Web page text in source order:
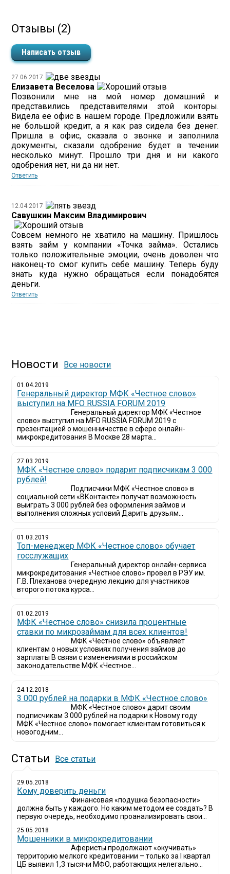
Отзывы (2)
Написать отзыв
27.06.2017
Елизавета Веселова
Позвонили мне на мой номер домашний и
представились представителями этой конторы.
Видела ее офис в нашем городе. Предложили взять
не большой кредит, а я как раз сидела без денег.
Пришла в офис, сказала о звонке и заполнила
документы, сказали одобрение будет в течении
несколько минут. Прошло три дня и ни какого
одобрения нет, ни да ни нет.
Ответить
12.04.2017
Савушкин Максим Владимирович
Совсем немного не хватило на машину. Пришлось
взять займ у компании «Точка займа». Остались
только положительные эмоции, очень доволен что
наконец-то смог купить себе машину. Теперь буду
знать куда нужно обращаться если понадобятся
деньги.
Ответить
Новости Все новости
01.04.2019
Генеральный директор МФК «Честное слово»
выступил на MFO RUSSIA FORUM 2019
Генеральный директор МФК «Честное
слово» выступил на MFO RUSSIA FORUM 2019 с
презентацией о мошенничестве в сфере онлайн-
микрокредитования В Москве 28 марта...
27.03.2019
МФК «Честное слово» подарит подписчикам 3 000
рублей!
Подписчики МФК «Честное слово» в
социальной сети «ВКонтакте» получат возможность
выиграть 3 000 рублей без оформления займов и
выполнения сложных условий Дарить друзьям...
01.03.2019
Топ-менеджер МФК «Честное слово» обучает
госслужащих
Генеральный директор онлайн-сервиса
микрокредитования «Честное слово» провел в РЭУ им.
Г.В. Плеханова очередную лекцию для участников
второго потока курса...
01.02.2019
МФК «Честное слово» снизила процентные
ставки по микрозаймам для всех клиентов!
МФК «Честное слово» объявляет
клиентам о новых условиях получения займов до
зарплаты В связи с изменениями в российском
законодательстве МФК «Честное...
24.12.2018
3 000 рублей на подарки в МФК «Честное слово»
МФК «Честное слово» дарит своим
подписчикам 3 000 рублей на подарки к Новому году
МФК «Честное слово» помогает клиентам готовиться к
новогодним...
Статьи Все статьи
29.05.2018
Кому доверить деньги
Финансовая «подушка безопасности»
должна быть у каждого. Но каким методом ее создать? В
первую очередь, необходимо проанализировать свои...
25.05.2018
Мошенники в микрокредитовании
Аферисты продолжают «окучивать»
территорию мелкого кредитовании – только за I квартал
ЦБ выявил 1,3 тысячи МФО, работающих нелегально...